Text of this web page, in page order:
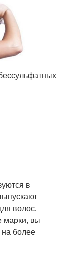
в
волос.
марки, вы
более